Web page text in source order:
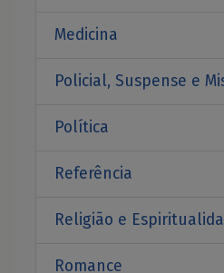
Medicina
Policial, Suspense e
Política
Referência
Religião e
Romance